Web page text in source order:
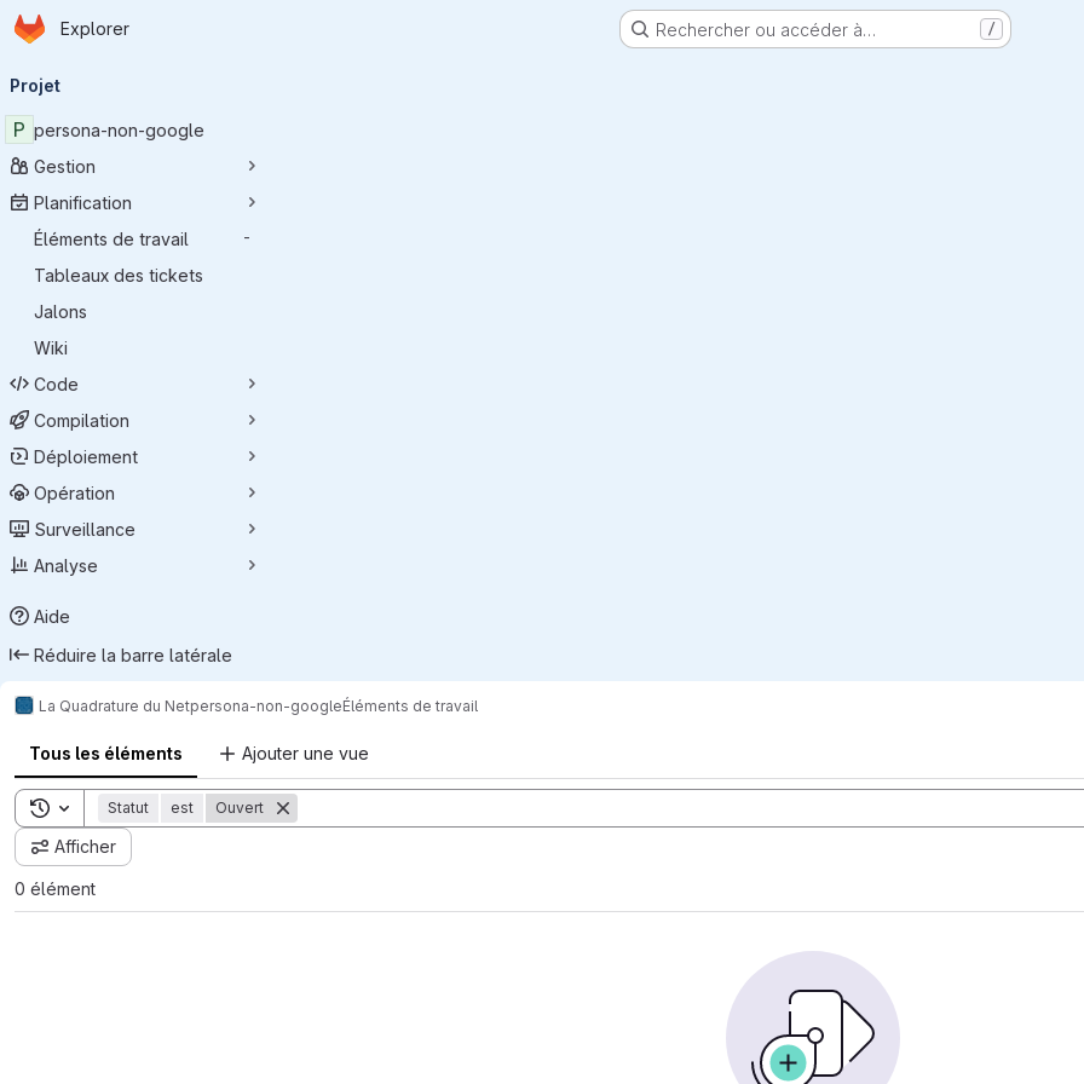
Passer au contenu principal
Page d'accueil
Explorer Rechercher ou accéder à… /
principale
Projet
P persona-non-google
Gestion
Planification
Éléments de travail
-
Tableaux des tickets
Jalons
Wiki
Code
Compilation
Déploiement
Opération
Surveillance
Analyse
Aide
Réduire la barre latérale
La Quadrature du Netpersona-non-googleÉléments de travail
Tous les éléments Ajouter une vue
Toggle search history
Statut est Ouvert
Afficher
0 élément